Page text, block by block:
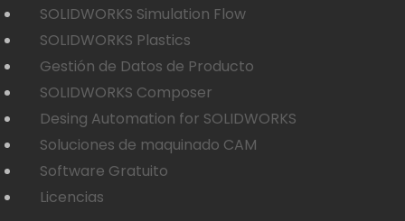
SOLIDWORKS Simulation Flow
SOLIDWORKS Plastics
Gestión de Datos de Producto
SOLIDWORKS Composer
Desing Automation for SOLIDWORKS
Soluciones de maquinado CAM
Software Gratuito
Licencias